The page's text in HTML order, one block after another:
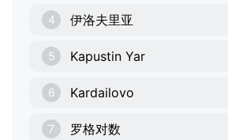
4 伊洛夫里亚
5 Kapustin Yar
6 Kardailovo
7 罗格对数